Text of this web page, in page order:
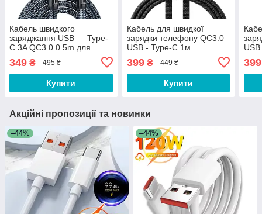
Кабель швидкого
заряджання USB — Type-
C 3A QC3.0 0.5m для
смартфона — посилений
зарядний дріт Fast Charge
QFD-B11
349 ₴ 495 ₴
Купити
Кабель для швидкої
зарядки телефону QC3.0
USB - Type-C 1м.
ЮСБ на Тайп A32N
399₴ 449 ₴
Купити
ЮСБ
399
Акційні пропозиції та новинки
–44% –44%